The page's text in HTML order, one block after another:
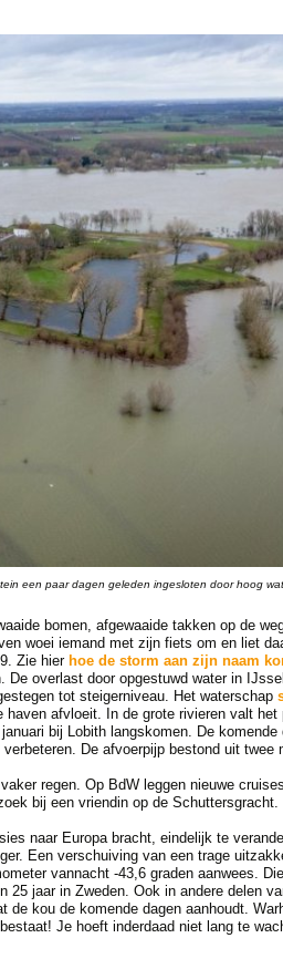
een paar dagen geleden ingesloten door hoog
bomen, afgewaaide takken op de
woei iemand met zijn fiets om en liet
Zie hierhoe de storm aan zijn naam
overlast door opgestuwd water in
tot steigerniveau. Het waterschap
haven afvloeit. In de grote rivieren valt het
bij Lobith langskomen. De komende
De afvoerpijp bestond uit twee
regen. Op BdW leggen nieuwe
bij een vriendin op de Schuttersgracht.
naar Europa bracht, eindelijk te
Een verschuiving van een trage
vannacht -43,6 graden aanwees.
jaar in Zweden. Ook in andere delen
kou de komende dagen aanhoudt.
Je hoeft inderdaad niet lang te